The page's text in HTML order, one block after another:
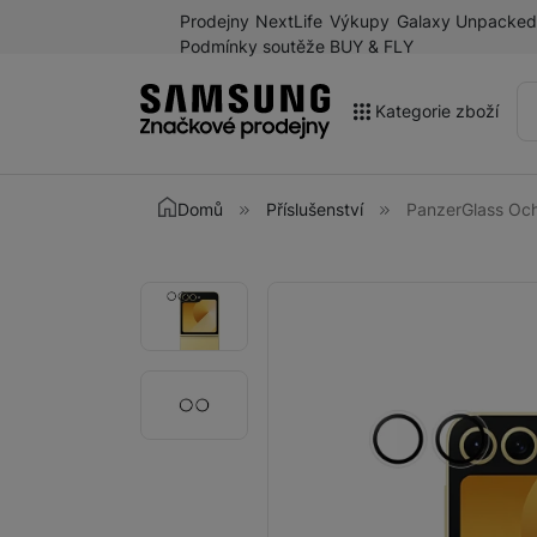
Prodejny NextLife Výkupy Galaxy Unpacked
Podmínky soutěže BUY & FLY
Kategorie zboží
Akce
novinky léta 2026
Mobilní telefony
Domů Příslušenství PanzerGlass
Fotografie